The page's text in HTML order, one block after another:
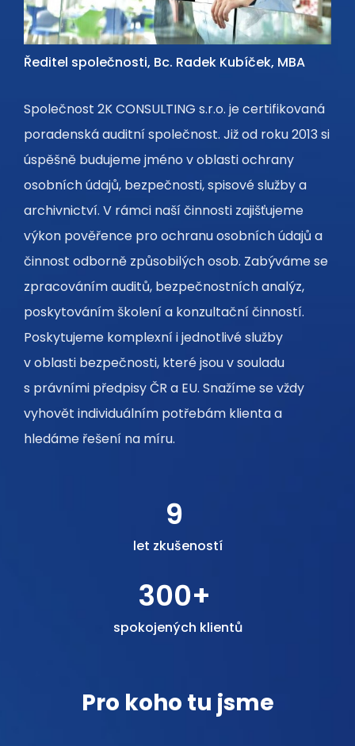
Ředitel společnosti, Bc. Radek Kubíček, MBA
Společnost 2K CONSULTING s.r.o. je certifikovaná
poradenská auditní společnost. Již od roku 2013 si
úspěšně budujeme jméno v oblasti ochrany
osobních údajů, bezpečnosti, spisové služby a
archivnictví. V rámci naší činnosti zajišťujeme
výkon pověřence pro ochranu osobních údajů a
činnost odborně způsobilých osob. Zabýváme se
zpracováním auditů, bezpečnostních analýz,
poskytováním školení a konzultační činností.
Poskytujeme komplexní i jednotlivé služby
v oblasti bezpečnosti, které jsou v souladu
s právními předpisy ČR a EU. Snažíme se vždy
vyhovět individuálním potřebám klienta a
hledáme řešení na míru.
let zkušeností
9
spokojených klientů
300+
Pro koho tu jsme